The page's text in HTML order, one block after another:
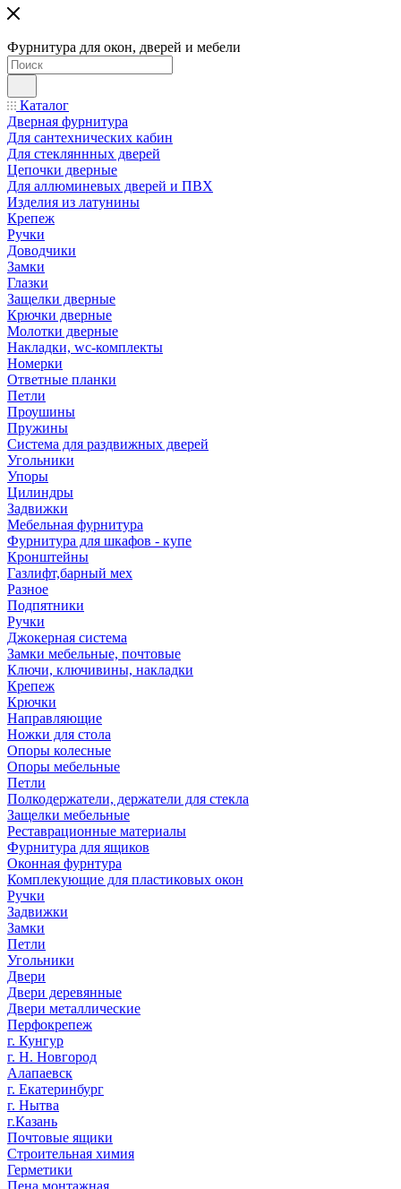
Фурнитура для окон, дверей и мебели
Каталог
Дверная фурнитура
Для сантехнических кабин
Для стекляннных дверей
Цепочки дверные
Для аллюминевых дверей и ПВХ
Изделия из латунины
Крепеж
Ручки
Доводчики
Замки
Глазки
Защелки дверные
Крючки дверные
Молотки дверные
Накладки, wc-комплекты
Номерки
Ответные планки
Петли
Проушины
Пружины
Система для раздвижных дверей
Угольники
Упоры
Цилиндры
Задвижки
Мебельная фурнитура
Фурнитура для шкафов - купе
Кронштейны
Газлифт,барный мех
Разное
Подпятники
Ручки
Джокерная система
Замки мебельные, почтовые
Ключи, ключивины, накладки
Крепеж
Крючки
Направляющие
Ножки для стола
Опоры колесные
Опоры мебельные
Петли
Полкодержатели, держатели для стекла
Защелки мебельные
Реставрационные материалы
Фурнитура для ящиков
Оконная фурнтура
Комплекующие для пластиковых окон
Ручки
Задвижки
Замки
Петли
Угольники
Двери
Двери деревянные
Двери металлические
Перфокрепеж
г. Кунгур
г. Н. Новгород
Алапаевск
г. Екатеринбург
г. Нытва
г.Казань
Почтовые ящики
Строительная химия
Герметики
Пена монтажная